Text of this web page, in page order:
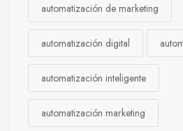
automatización de marketing
automatización digital
automatización inteligente
automatización marketing